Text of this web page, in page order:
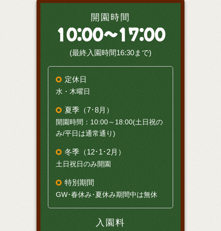
開園時間
10:00～17:00
(最終入園時間16:30まで)
定休日
水・木曜日
夏季（7･8月）
開園時間：10:00～18:00(土日祝の
み/平日は通常通り)
冬季（12･1･2月）
土日祝日のみ開園
特別期間
GW･春休み･夏休み期間中は無休
入園料